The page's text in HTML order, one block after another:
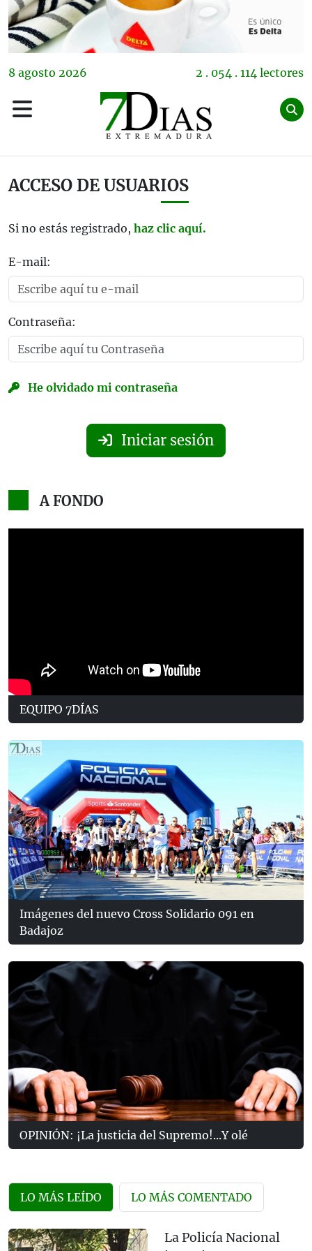
8 agosto 2026 2 . 054 . 114 lectores
ACCESO DE USUARIOS
Si no estás registrado, haz clic aquí.
E-mail:
Contraseña:
He olvidado mi contraseña
Iniciar sesión
A FONDO
EQUIPO 7DÍAS
Imágenes del nuevo Cross Solidario 091 en
Badajoz
OPINIÓN: ¡La justicia del Supremo!...Y olé
LO MÁS LEÍDO LO MÁS COMENTADO
La Policía Nacional